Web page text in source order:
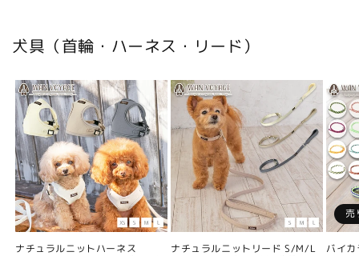
犬具（首輪・ハーネス・リード）
ナチュラルニットハーネス
ナチュラルニットリード S/M/L
売
バイ